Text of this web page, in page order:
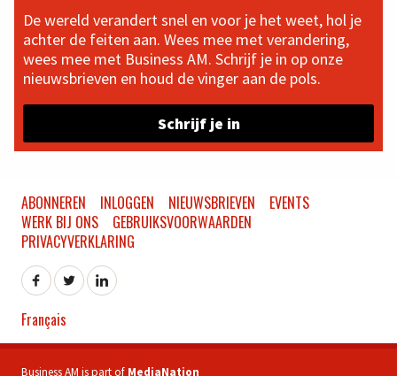
De wereld verandert snel en voor je het weet, hol je
achter de feiten aan. Wees mee met verandering,
wees mee met Business AM. Schrijf je in op onze
nieuwsbrieven en houd de vinger aan de pols.
Schrijf je in
ABONNEREN INLOGGEN NIEUWSBRIEVEN
EVENTS
WERK BIJ ONS
GEBRUIKSVOORWAARDEN
PRIVACYVERKLARING
Français
Business AM is part of MediaNation